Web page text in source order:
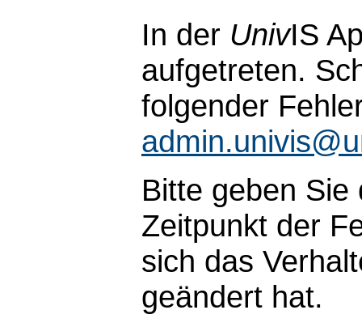
In der UnivIS
aufgetreten.
folgender
Bitte geben
Zeitpunkt der
sich das
geändert hat.